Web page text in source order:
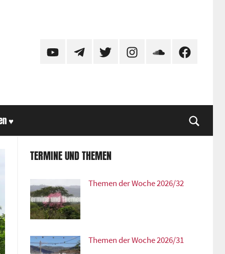
YouTubeTelegramTwitter InstagramSoundCloudFacebook
♥
TERMINE UND THEMEN
Themen der Woche 2026/32
Themen der Woche 2026/31